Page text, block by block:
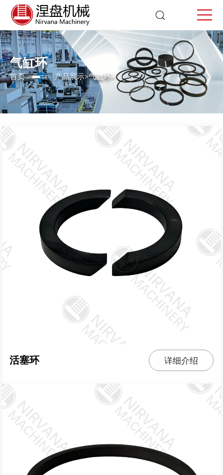
气缸环
首页 产品展示>气缸环>
活塞环 详细介绍